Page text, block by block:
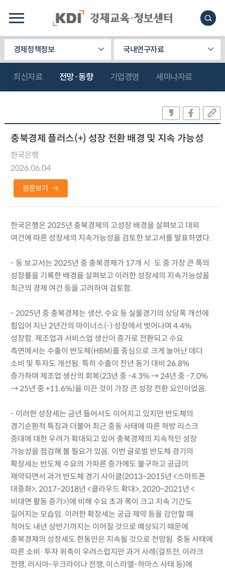
경제정책정보 국내연구자료
최신자료 전망·동향 기업경영 세미나자료
충북경제 플러스(+) 성장 전환 배경 및 지속 가능성
한국은행
2026.06.04
원문보기
한국은행은 2025년 충북경제의 고성장 배경을 살펴보고 대외
여건에 따른 성장세의 지속가능성을 검토한 보고서를 발표하였다.
- 동 보고서는 2025년 중 충북경제가 17개 시·도 중 가장 큰 폭의
성장률을 기록한 배경을 살펴보고 이러한 성장세의 지속가능성을
최근의 경제 여건 등을 고려하여 검토함.
- 2025년 중 충북경제는 생산, 수요 등 실물경기의 상당폭 개선에
힘입어 지난 2년간의 마이너스(-) 성장에서 벗어나며 4.4%
성장함. 제조업과 서비스업 생산이 증가로 전환되고 수요
측면에서는 수출이 반도체(HBM)를 중심으로 크게 늘어난 데다
소비 및 투자도 개선됨. 특히 수출이 전년 동기 대비 26.8%
증가하며 제조업 생산의 회복(23년 중 -4.3% → 24년 중 -7.0%
→ 25년 중 +11.6%)을 이끈 것이 가장 큰 성장 전환 요인이었음.
- 이러한 성장세는 금년 들어서도 이어지고 있지만 반도체의
경기순환적 특징과 더불어 최근 중동 사태에 따른 하방 리스크
증대에 대한 우려가 확대되고 있어 충북경제의 지속적인 성장
가능성을 점검해 볼 필요가 있음. 이번 글로벌 반도체 경기의
확장세는 반도체 수요의 가파른 증가에도 불구하고 공급이
제약되면서 과거 반도체 경기 사이클(2013~2015년 <스마트폰
대중화>, 2017~2018년 <클라우드 확대>, 2020~2021년 <
비대면 활동 증가>)에 비해 수요 초과 폭이 크고 지속 기간도
길어지는 모습임. 이러한 확장세는 공급 제약 등을 감안할 때
적어도 내년 상반기까지는 이어질 것으로 예상되기 때문에
충북경제의 성장세도 한동안은 지속될 것으로 전망됨. 중동 사태에
따른 소비·투자 위축이 우려스럽지만 과거 사례(걸프전, 이라크
전쟁, 러시아-우크라이나 전쟁, 이스라엘-하마스 사태 등)에